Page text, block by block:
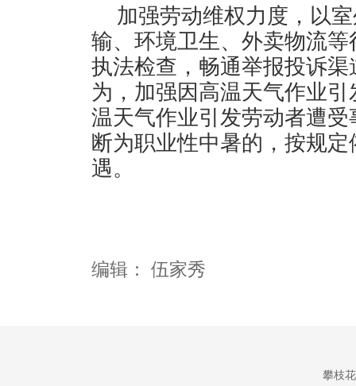
加强劳动维权力度，以
输、环境卫生、外卖物流
执法检查，畅通举报投诉
为，加强因高温天气作业
温天气作业引发劳动者遭
断为职业性中暑的，按规
遇。
编辑： 伍家秀
攀枝